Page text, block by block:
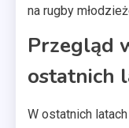
na rugby
Przegląd
ostatnich
W ostatnich